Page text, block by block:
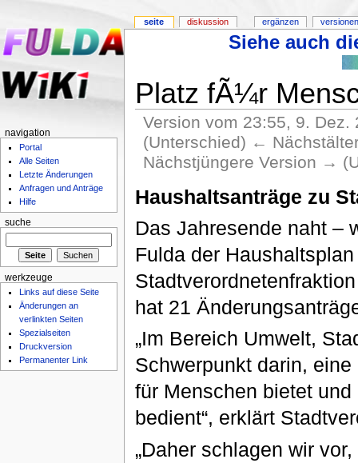
Siehe auch
Platz fÃ¼r
Version vom 23:55, 9.
(Unterschied) ←
Nächstjüngere Version →
Haushaltsanträge zu
Das Jahresende naht –
Fulda der
hat 21
„Im Bereich Umwelt,
Schwerpunkt darin,
für Menschen bietet
bedient“, erklärt
„Daher schlagen wir
seite diskussion ergänzen
navigation
Portal
Alle Seiten
Letzte Änderungen
Anfragen und Anträge
Hilfe
suche
werkzeuge
Links auf diese Seite
Änderungen an
verlinkten Seiten
Spezialseiten
Druckversion
Permanenter Link